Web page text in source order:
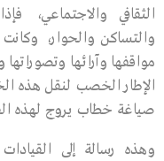
الثقافي والاجتماعي،
والتساكن والحوار، وكانت
مواقفها وآرائها
الإطار الخصب لنقل هذه
صياغة خطاب يروج لهذه
وهذه رسالة إلى القيادات